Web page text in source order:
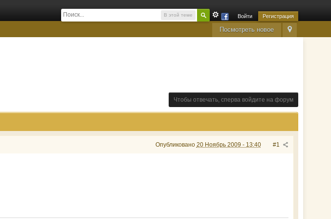
В этой теме Войти Регистрация
Посмотреть новое
Чтобы отвечать, сперва войдите на форум
#1
Опубликовано 20 Ноябрь 2009 - 13:40